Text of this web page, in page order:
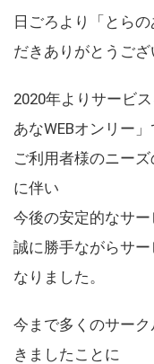
日ごろより「とら
だきありがとうござ
2020年よりサービ
あなWEBオンリー
ご利用者様のニー
に伴い
今後の安定的なサ
誠に勝手ながらサ
なりました。
今まで多くのサー
きましたことに